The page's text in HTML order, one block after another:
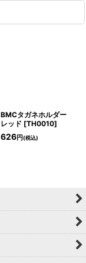
BMCタガネホルダー
レッド [TH0010]
626円(税込)